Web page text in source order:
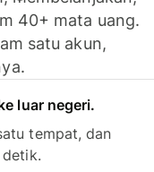
40+ mata uang.
satu akun,
luar negeri.
tempat, dan